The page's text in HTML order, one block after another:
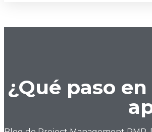
¿Qué paso